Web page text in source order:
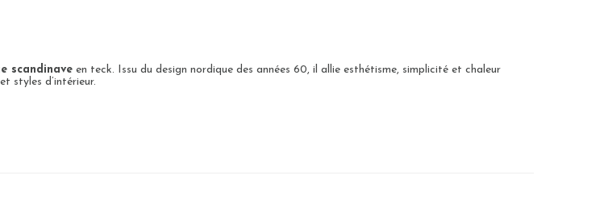
scandinave en teck. Issu du design nordique des années 60, il allie esthétisme, simplicité et chaleur
styles d’intérieur.